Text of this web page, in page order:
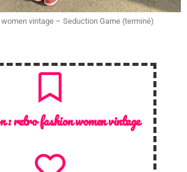
vintage – Seduction Game (terminé)
:retro fashion women vintage